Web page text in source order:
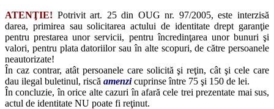
ATENŢIE! Potrivit art. 25 din OUG nr. 97/2005, este interzisă
darea, primirea sau solicitarea actului de identitate drept garanţie
pentru prestarea unor servicii, pentru încredinţarea unor bunuri şi
valori, pentru plata datoriilor sau în alte scopuri, de către persoanele
neautorizate!
În caz contrar, atât persoanele care solicită şi reţin, cât şi cele care
dau ilegal buletinul, riscă amenzi cuprinse între 75 şi 150 de lei.
În concluzie, în orice alte cazuri în afară cele trei prezentate mai sus,
actul de identitate NU poate fi reţinut.